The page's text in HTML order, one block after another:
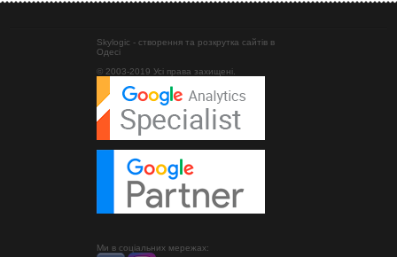
Skylogic - створення та розкрутка сайтів в
Одесі
© 2003-2019 Усі права захищені.
Ми в соціальних мережах: